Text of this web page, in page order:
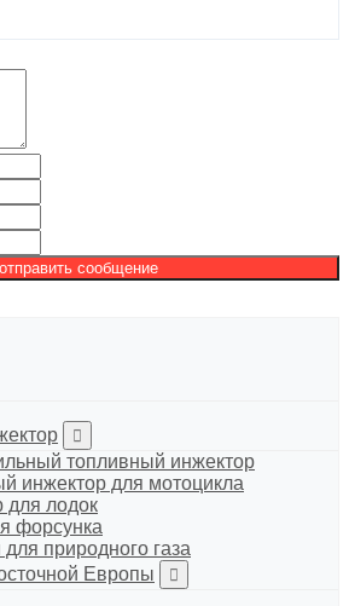
отправить сообщение
топливный инжектор
инжектор для мотоцикла
для лодок
форсунка
природного газа
Европы